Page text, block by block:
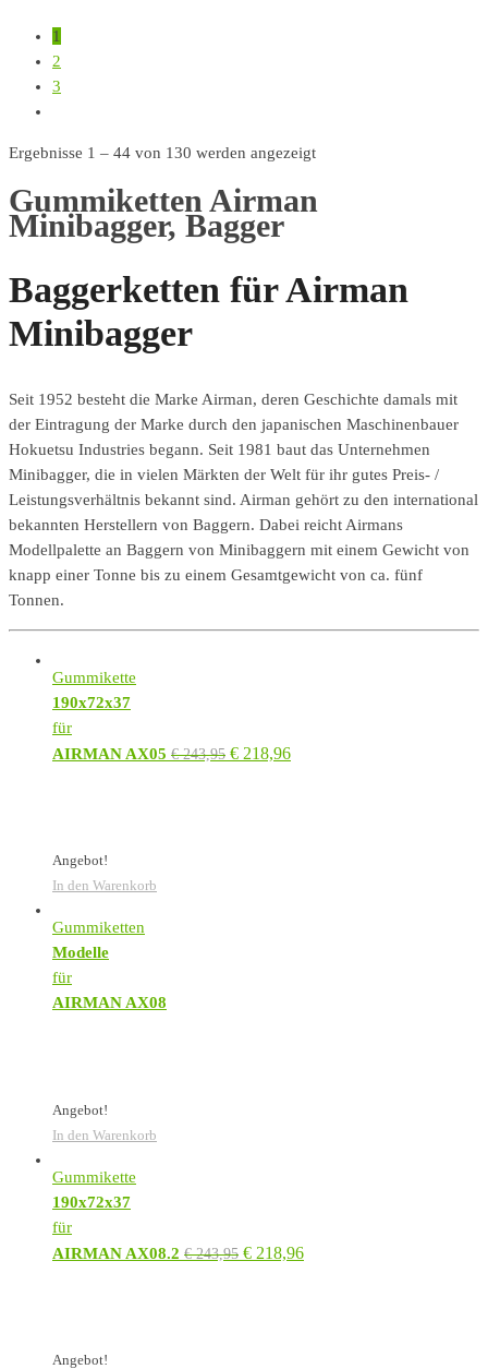
1
2
3
Ergebnisse 1 – 44 von 130 werden angezeigt
Gummiketten Airman
Minibagger, Bagger
Baggerketten für Airman
Minibagger
Seit 1952 besteht die Marke Airman, deren Geschichte damals mit
der Eintragung der Marke durch den japanischen Maschinenbauer
Hokuetsu Industries begann. Seit 1981 baut das Unternehmen
Minibagger, die in vielen Märkten der Welt für ihr gutes Preis- /
Leistungsverhältnis bekannt sind. Airman gehört zu den international
bekannten Herstellern von Baggern. Dabei reicht Airmans
Modellpalette an Baggern von Minibaggern mit einem Gewicht von
knapp einer Tonne bis zu einem Gesamtgewicht von ca. fünf
Tonnen.
Gummikette
190x72x37
für
AIRMAN AX05 €243,95 € 218,96
Angebot!
In den Warenkorb
Gummiketten
Modelle
für
AIRMAN AX08
Angebot!
In den Warenkorb
Gummikette
190x72x37
für
AIRMAN AX08.2 €243,95 € 218,96
Angebot!